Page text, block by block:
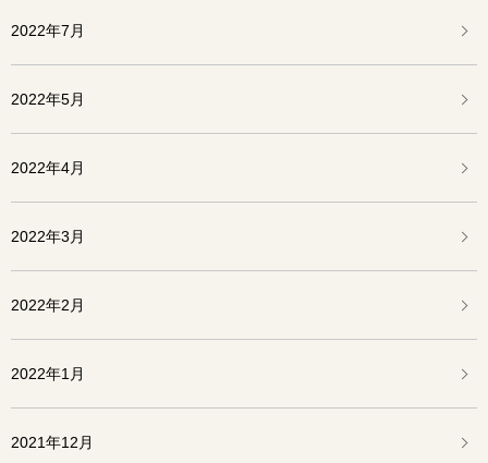
2022年7月
2022年5月
2022年4月
2022年3月
2022年2月
2022年1月
2021年12月